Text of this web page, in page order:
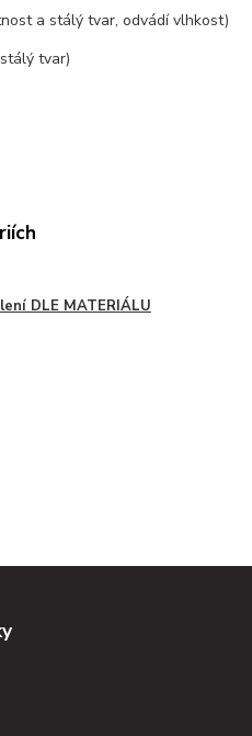
a stálý tvar, odvádí vlhkost)
tvar)
DLE MATERIÁLU